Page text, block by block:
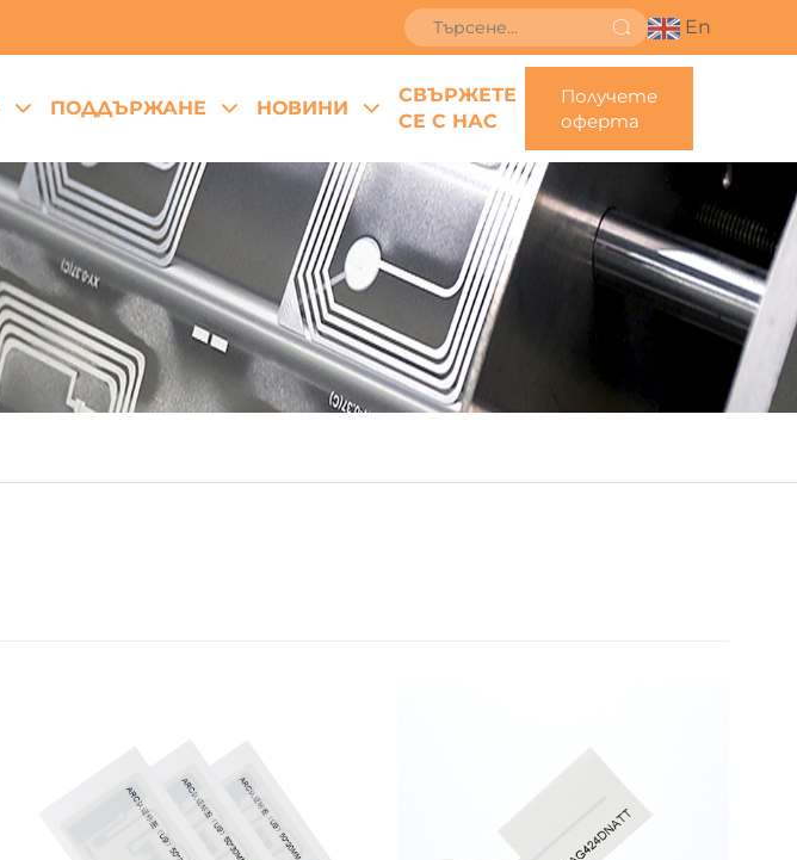
En
ПОДДЪРЖАНЕ НОВИНИ
СВЪРЖЕТЕ
СЕ С НАС
Получете
оферта